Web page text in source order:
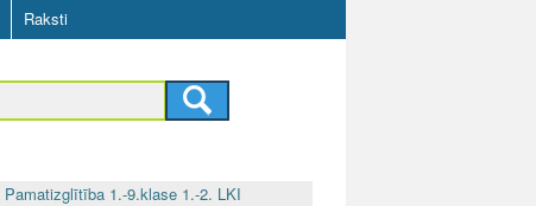
Raksti
Pamatizglītība 1.-9.klase 1.-2. LKI